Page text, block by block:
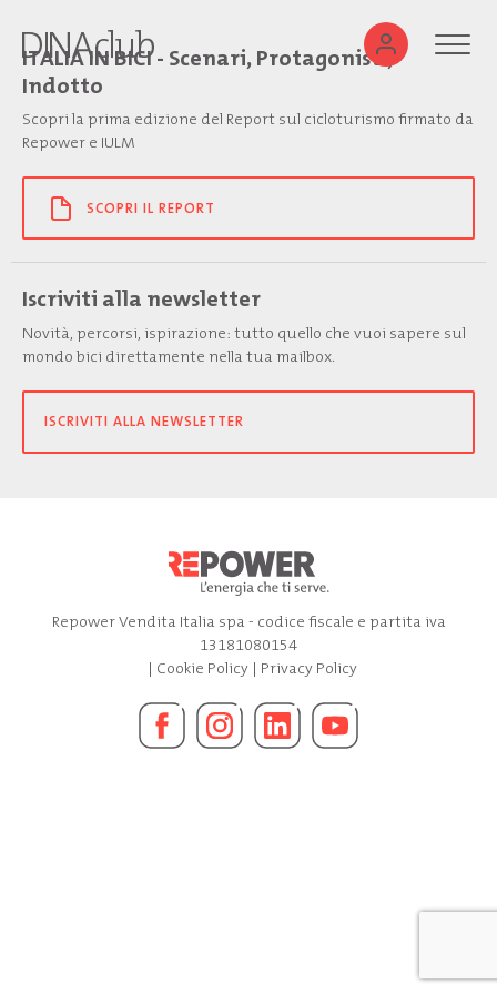
ITALIA IN BICI - Scenari, Protagonisti,
Indotto
Scopri la prima edizione del Report sul cicloturismo firmato da
Repower e IULM
SCOPRI IL REPORT
Iscriviti alla newsletter
Novità, percorsi, ispirazione: tutto quello che vuoi sapere sul
mondo bici direttamente nella tua mailbox.
ISCRIVITI ALLA NEWSLETTER
Repower Vendita Italia spa - codice fiscale e partita iva
13181080154
| Cookie Policy| Privacy Policy